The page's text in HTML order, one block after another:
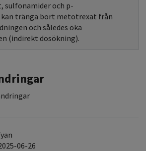
sulfonamider och p-
kan tränga bort metotrexat från
och således öka
(indirekt dosökning).
06-26